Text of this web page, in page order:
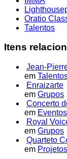
Oratio
Talentos
Itens
Jean-
em
Enraizarte
em Grupos
Concerto
em Eventos
Royal
em Grupos
Quarteto
em Projetos